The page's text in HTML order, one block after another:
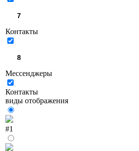
Контакты
Мессенджеры
Контакты
виды отображения
#1